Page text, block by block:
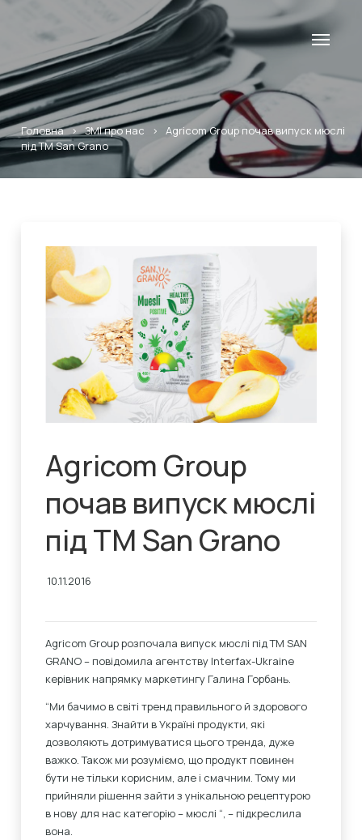
Головна>ЗМІ про нас >Agricom Group почав випуск мюслі
під ТМ San Grano
Agricom Group
почав випуск мюслі
під ТМ San Grano
10.11.2016
Agricom Group розпочала випуск мюслі під ТМ SAN
GRANO – повідомила агентству Interfax-Ukraine
керівник напрямку маркетингу Галина Горбань.
“Ми бачимо в світі тренд правильного й здорового
харчування. Знайти в Україні продукти, які
дозволяють дотримуватися цього тренда, дуже
важко. Також ми розуміємо, що продукт повинен
бути не тільки корисним, але і смачним. Тому ми
прийняли рішення зайти з унікальною рецептурою
в нову для нас категорію – мюслі “, – підкреслила
вона.